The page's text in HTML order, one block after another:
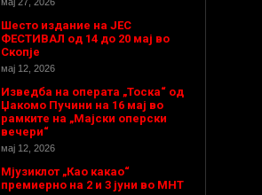
Шесто издание на ЈЕС
ФЕСТИВАЛ од 14 до 20 мај во
Скопје
мај 12, 2026
Изведба на операта „Тоска“ од
Џакомо Пучини на 16 мај во
рамките на „Мајски оперски
вечери“
мај 12, 2026
Мјузиклот „Као какао“
премиерно на 2 и 3 јуни во МНТ